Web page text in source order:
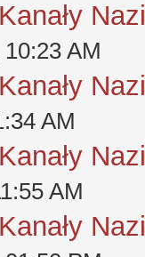
AM
AM
AM